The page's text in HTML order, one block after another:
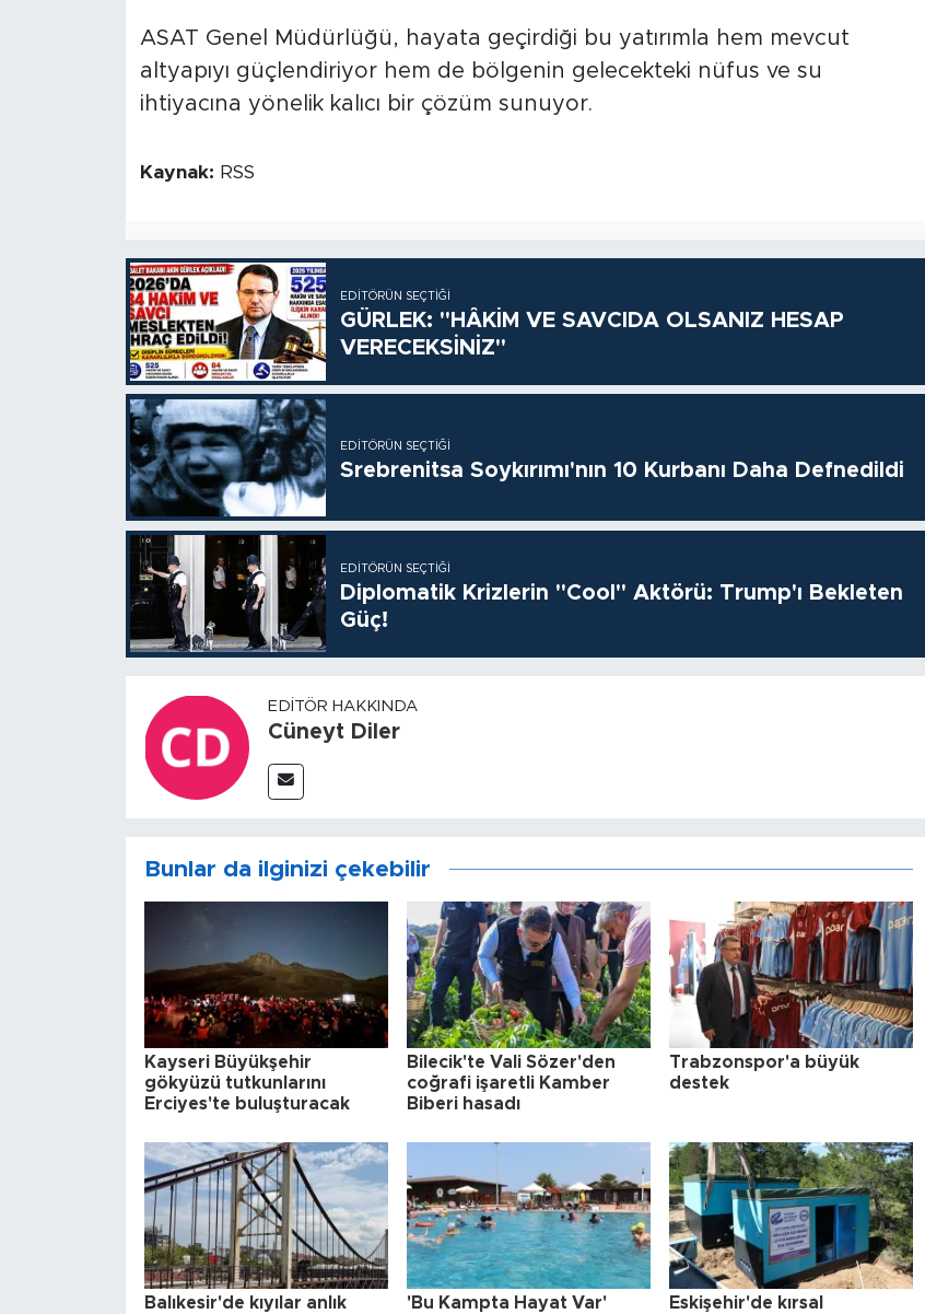
ASAT Genel Müdürlüğü, hayata geçirdiği bu yatırımla hem mevcut
altyapıyı güçlendiriyor hem de bölgenin gelecekteki nüfus ve su
ihtiyacına yönelik kalıcı bir çözüm sunuyor.
Kaynak: RSS
EDITÖRÜN SEÇTIĞI
GÜRLEK: "HÂKİM VE SAVCIDA OLSANIZ HESAP
VERECEKSİNİZ"
EDITÖRÜN SEÇTIĞI
Srebrenitsa Soykırımı'nın 10 Kurbanı Daha Defnedildi
EDITÖRÜN SEÇTIĞI
Diplomatik Krizlerin "Cool" Aktörü: Trump'ı Bekleten
Güç!
EDITÖR HAKKINDA
Cüneyt Diler
Bunlar da ilginizi çekebilir
Kayseri Büyükşehir
gökyüzü tutkunlarını
Erciyes'te buluşturacak
Bilecik'te Vali Sözer'den
coğrafi işaretli Kamber
Biberi hasadı
Trabzonspor'a büyük
destek
Balıkesir'de kıyılar anlık 'Bu Kampta Hayat Var' Eskişehir'de kırsal